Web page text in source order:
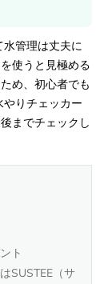
管理は丈夫に
使うと見極める
め、初心者でも
りチェッカー
までチェックし
ト
SUSTEE（サ